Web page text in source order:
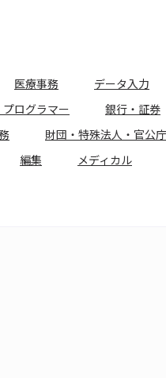
医療事務 データ入力
プログラマー 銀行・証券
財団・特殊法人・官公庁
編集 メディカル